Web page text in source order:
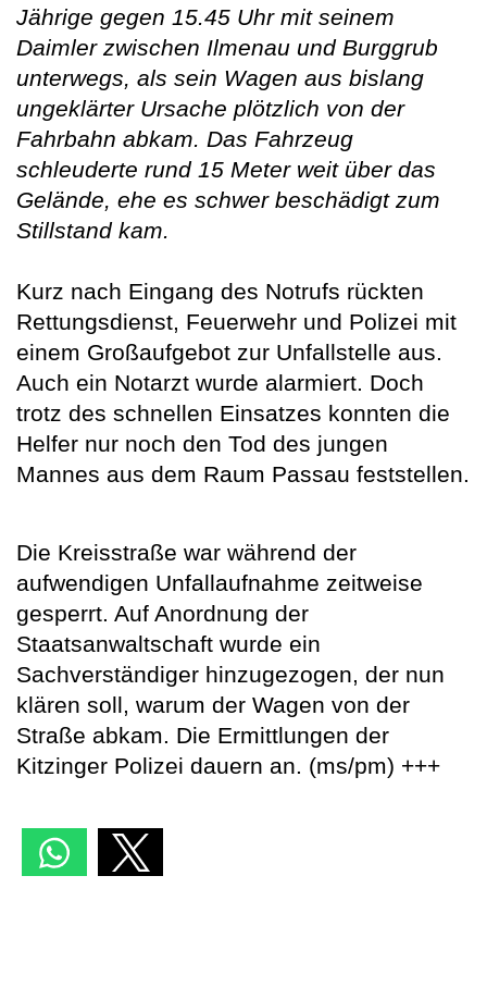
Jährige gegen 15.45 Uhr mit seinem
Daimler zwischen Ilmenau und Burggrub
unterwegs, als sein Wagen aus bislang
ungeklärter Ursache plötzlich von der
Fahrbahn abkam. Das Fahrzeug
schleuderte rund 15 Meter weit über das
Gelände, ehe es schwer beschädigt zum
Stillstand kam.
Kurz nach Eingang des Notrufs rückten
Rettungsdienst, Feuerwehr und Polizei mit
einem Großaufgebot zur Unfallstelle aus.
Auch ein Notarzt wurde alarmiert. Doch
trotz des schnellen Einsatzes konnten die
Helfer nur noch den Tod des jungen
Mannes aus dem Raum Passau feststellen.
Die Kreisstraße war während der
aufwendigen Unfallaufnahme zeitweise
gesperrt. Auf Anordnung der
Staatsanwaltschaft wurde ein
Sachverständiger hinzugezogen, der nun
klären soll, warum der Wagen von der
Straße abkam. Die Ermittlungen der
Kitzinger Polizei dauern an. (ms/pm) +++